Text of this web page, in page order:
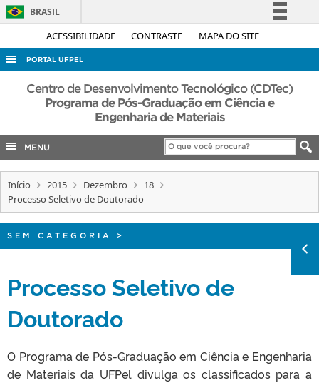
ACESSIBILIDADE CONTRASTE MAPA DO SITE
BRASIL
Simplifique!
Acesso à informação
Legislação
Canais
PORTAL UFPEL
ACESSO À INFORMAÇÃO
AUDITORIA
EDITAIS
INTERNACIONAL
Centro de Desenvolvimento Tecnológico (CDTec)
Programa de Pós-Graduação em Ciência e
Engenharia de Materiais
MENU
Início 2015 Dezembro
18
Processo Seletivo de Doutorado
SEM CATEGORIA >
Processo Seletivo de
Doutorado
O Programa de Pós-Graduação em Ciência e Engenharia
de Materiais da UFPel divulga os classificados para a